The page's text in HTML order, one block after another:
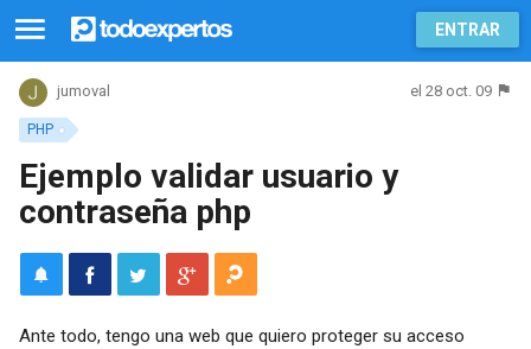
ENTRAR
PHP
jumoval el 28 oct. 09
Ejemplo validar usuario y
contraseña php
Ante todo, tengo una web que quiero proteger su acceso